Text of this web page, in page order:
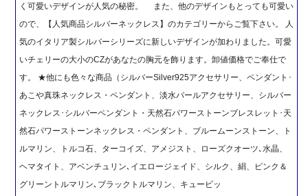
く可愛いデザインが人気の秘密。 また、他のデザインもとっても可愛い
ので、【人気商品シルバーネックレス】のカテゴリーからご覧下さい。 人
気のイタリア製シルバーシリーズに新しいデザインが加わりました。可愛
いチェリーの大小のCZがあなたの胸元を飾ります。卸値価格でご奉仕で
す。 ★他にも色々な商品（シルバーSilver925アクセサリー、ペンダント･
あこや真珠ネックレス・ペンダント、淡水パールアクセサリー、シルバー
ネックレス･シルバーペンダント・天然石パワーストーンブレスレット･天
然石パワーストーンネックレス・ペンダント、ブルームーンストーン、ト
ルマリン、トルコ石、ターコイズ、アメジスト、ローズクオーツ､水晶、
ヘマタイト、アベンチュリン､イエロージェイド、シルク、絹、ピンク＆
グリーントルマリン､ブラックトルマリン、キュービッ